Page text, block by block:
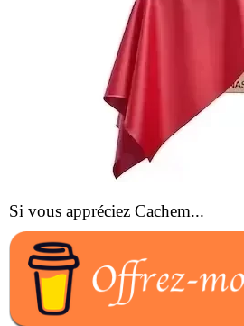
Si vous appréciez Cachem...